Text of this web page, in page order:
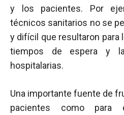
y los pacientes. Por
técnicos sanitarios no se
y difícil que resultaron para
tiempos de espera y
hospitalarias.
Una importante fuente de
pacientes como